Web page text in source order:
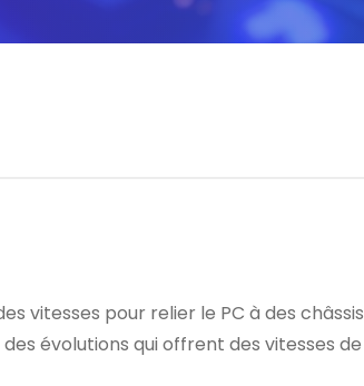
vitesses pour relier le PC à des châssis
des évolutions qui offrent des vitesses de